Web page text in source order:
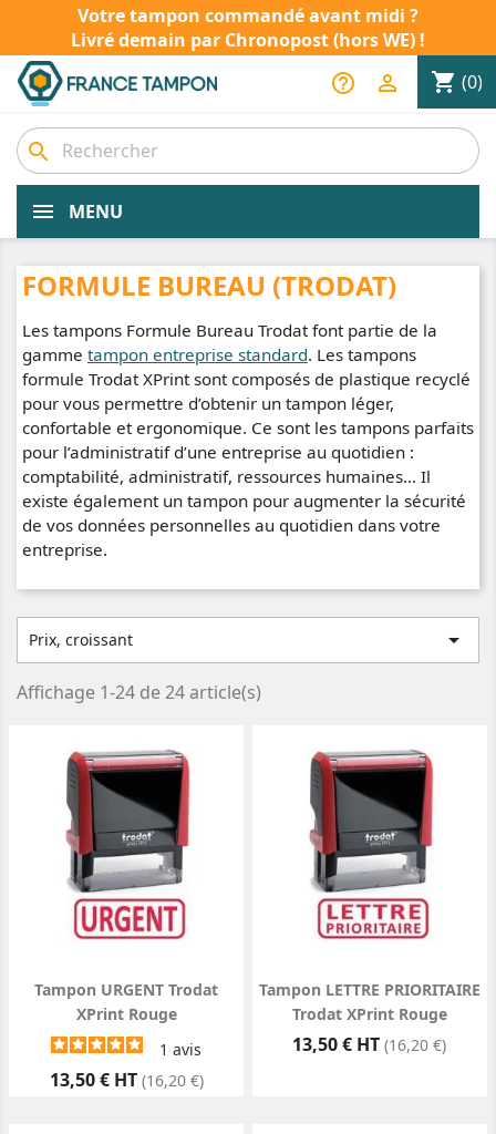
Votre tampon commandé avant midi ?
Livré demain par Chronopost (hors WE) !
shopping_cart (0)

help_outline
search
MENU
FORMULE BUREAU (TRODAT)
Les tampons Formule Bureau Trodat font partie de la
gamme tampon entreprise standard. Les tampons
formule Trodat XPrint sont composés de plastique recyclé
pour vous permettre d’obtenir un tampon léger,
confortable et ergonomique. Ce sont les tampons parfaits
pour l’administratif d’une entreprise au quotidien :
comptabilité, administratif, ressources humaines… Il
existe également un tampon pour augmenter la sécurité
de vos données personnelles au quotidien dans votre
entreprise.
Prix, croissant 
Affichage 1-24 de 24 article(s)
Tampon URGENT Trodat
XPrint Rouge
1avis
Prix
13,50 € HT (16,20 €)
Tampon LETTRE PRIORITAIRE
Trodat XPrint Rouge
Prix
13,50 € HT (16,20 €)